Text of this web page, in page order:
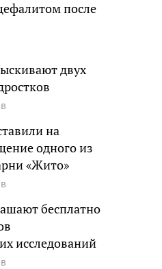
после
двух
на
одного из
«Жито»
бесплатно
исследований